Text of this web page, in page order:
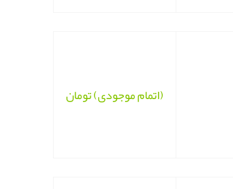
(اتمام موجودی)تومان